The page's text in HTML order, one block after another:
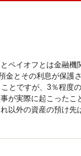
ペイオフとは金融機
金とその利息が保護
とですが、3％程度
が実際に起こったこ
外の資産の預け先